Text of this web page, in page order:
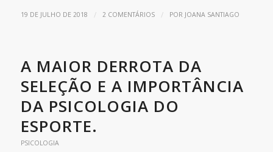
19 DE JULHO DE 2018 / 2 COMENTÁRIOS / POR JOANA SANTIAGO
A MAIOR DERROTA DA
SELEÇÃO E A IMPORTÂNCIA
DA PSICOLOGIA DO
ESPORTE.
PSICOLOGIA